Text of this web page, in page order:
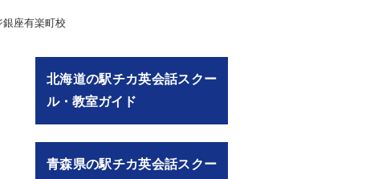
銀座有楽町校
北海道の駅チカ英会話スクー
ル・教室ガイド
青森県の駅チカ英会話スクー